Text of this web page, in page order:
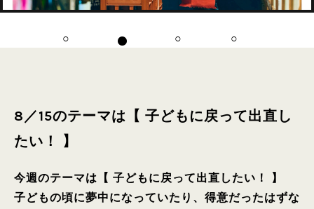
8／15のテーマは【 子どもに戻って出直し
たい！ 】
今週のテーマは【 子どもに戻って出直したい！ 】
子どもの頃に夢中になっていたり、得意だったはずな